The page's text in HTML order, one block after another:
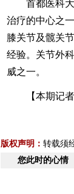
首都医科大
治疗的中心之
膝关节及髋关
经验。关节外
威之一。
【本期记者
版权声明： 转载须
您此时的心情